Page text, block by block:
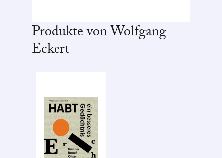
Produkte von Wolfgang
Eckert